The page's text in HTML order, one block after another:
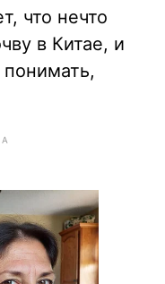
что нечто
в Китае, и